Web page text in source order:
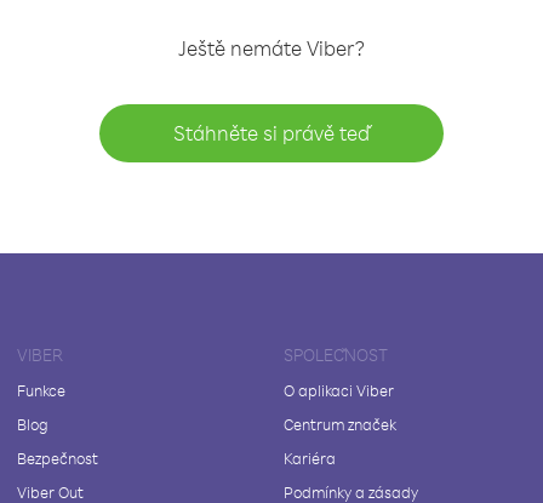
Ještě nemáte Viber?
Stáhněte si právě teď
VIBER
Funkce
Blog
Bezpečnost
Viber Out
SPOLEČNOST
O aplikaci Viber
Centrum značek
Kariéra
Podmínky a zásady